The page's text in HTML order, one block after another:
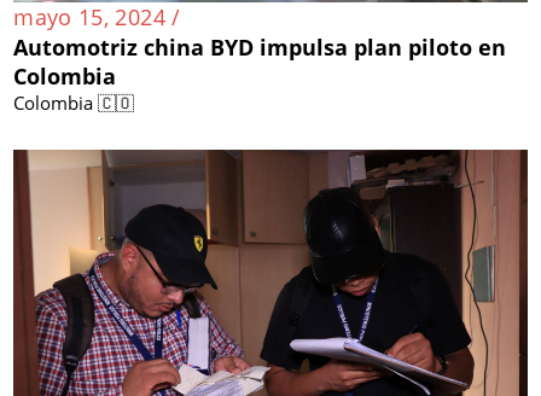
mayo 15, 2024 /
Automotriz china BYD impulsa plan piloto en
Colombia
Colombia 🇨🇴